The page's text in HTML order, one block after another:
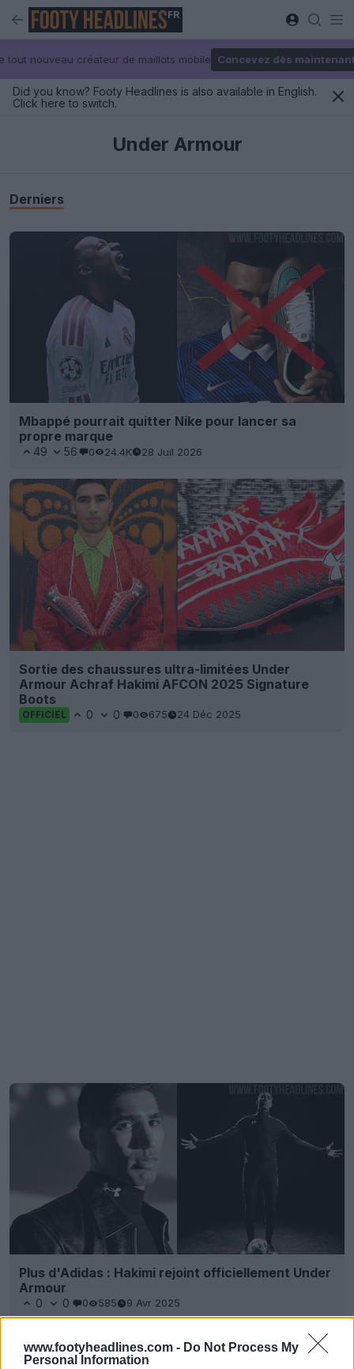
www.footyheadlines.com - Do Not Process My
Personal Information
FR
tout nouveau créateur de maillots mobile Concevez dès
Did you know? Footy Headlines is also available in English.
Click here to switch.
Under Armour
Derniers
Mbappé pourrait quitter Nike pour lancer sa
propre marque
49 56 0 24.4K 28 Juil 2026
Sortie des chaussures ultra-limitées Under
Armour Achraf Hakimi AFCON 2025 Signature
Boots
OFFICIEL 0 0 0 675 24 Déc 2025
Plus d'Adidas : Hakimi rejoint officiellement Under
Armour
0 0 0 585 9 Avr 2025